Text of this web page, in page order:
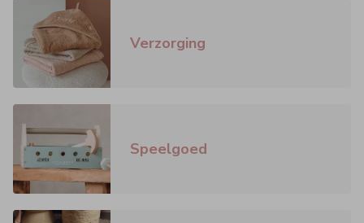
Verzorging
Speelgoed